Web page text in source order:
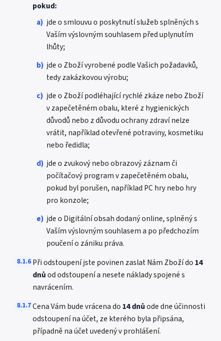
pokud:
a) jde o smlouvu o poskytnutí služeb splněných s
Vaším výslovným souhlasem před uplynutím
lhůty;
b) jde o Zboží vyrobené podle Vašich požadavků,
tedy zakázkovou výrobu;
c) jde o Zboží podléhající rychlé zkáze nebo Zboží
v zapečetěném obalu, které z hygienických
důvodů nebo z důvodu ochrany zdraví nelze
vrátit, například otevřené potraviny, kosmetiku
nebo ředidla;
d) jde o zvukový nebo obrazový záznam či
počítačový program v zapečetěném obalu,
pokud byl porušen, například PC hry nebo hry
pro konzole;
e) jde o Digitální obsah dodaný online, splněný s
Vaším výslovným souhlasem a po předchozím
poučení o zániku práva.
8.1.6 Při odstoupení jste povinen zaslat Nám Zboží do 14
dnůod odstoupení a nesete náklady spojené s
navrácením.
8.1.7Cena Vám bude vrácena do 14 dnůode dne účinnosti
odstoupení na účet, ze kterého byla připsána,
případně na účet uvedený v prohlášení.